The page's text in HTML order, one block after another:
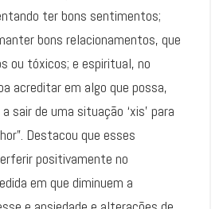
ter bons sentimentos;
bons relacionamentos, que
ou tóxicos; e espiritual, no
acreditar em algo que possa,
sair de uma situação ‘xis’ para
Destacou que esses
positivamente no
em que diminuem a